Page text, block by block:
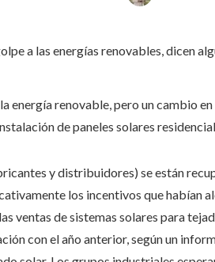
energía renovable, pero un cambio
de paneles solares
y distribuidores) se están
los incentivos que habían
ventas de sistemas solares para
con el año anterior, según un